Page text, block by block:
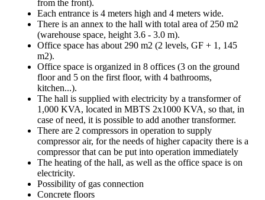
from the front).
Each entrance is 4 meters high and 4 meters wide.
There is an annex to the hall with total area of 250 m2
(warehouse space, height 3.6 - 3.0 m).
Office space has about 290 m2 (2 levels, GF + 1, 145
m2).
Office space is organized in 8 offices (3 on the ground
floor and 5 on the first floor, with 4 bathrooms,
kitchen...).
The hall is supplied with electricity by a transformer of
1,000 KVA, located in MBTS 2x1000 KVA, so that, in
case of need, it is possible to add another transformer.
There are 2 compressors in operation to supply
compressor air, for the needs of higher capacity there is a
compressor that can be put into operation immediately
The heating of the hall, as well as the office space is on
electricity.
Possibility of gas connection
Concrete floors